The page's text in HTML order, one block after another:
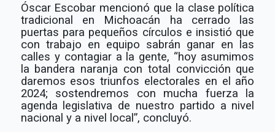
Óscar Escobar mencionó que la clase política
tradicional en Michoacán ha cerrado las
puertas para pequeños círculos e insistió que
con trabajo en equipo sabrán ganar en las
calles y contagiar a la gente, “hoy asumimos
la bandera naranja con total convicción que
daremos esos triunfos electorales en el año
2024; sostendremos con mucha fuerza la
agenda legislativa de nuestro partido a nivel
nacional y a nivel local”, concluyó.